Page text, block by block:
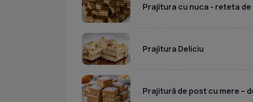
Prajitura cu nuca - reteta de
Prajitura Deliciu
Prajitură de post cu mere –